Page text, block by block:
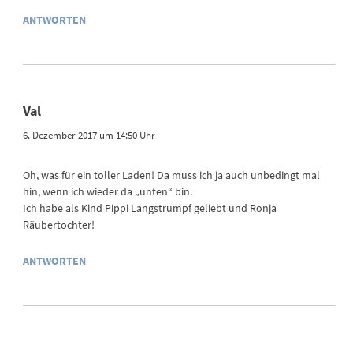
ANTWORTEN
Val
6. Dezember 2017 um 14:50 Uhr
Oh, was für ein toller Laden! Da muss ich ja auch unbedingt mal
hin, wenn ich wieder da „unten“ bin.
Ich habe als Kind Pippi Langstrumpf geliebt und Ronja
Räubertochter!
ANTWORTEN